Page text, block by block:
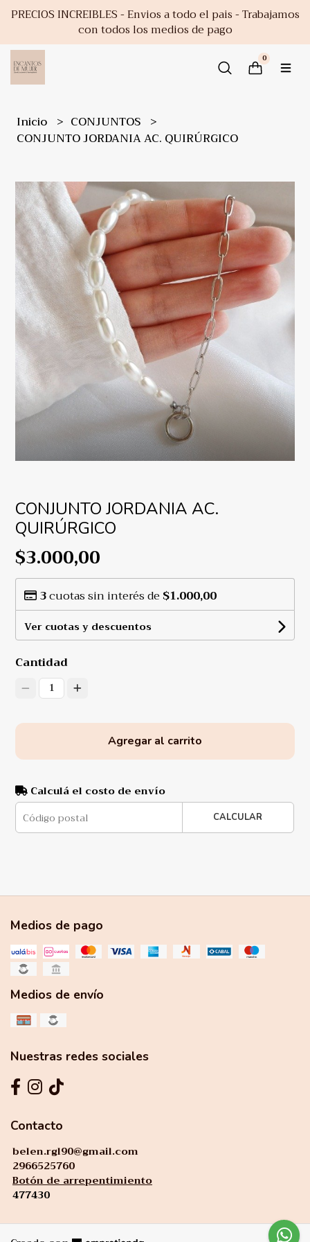
PRECIOS INCREIBLES - Envios a todo el pais - Trabajamos
con todos los medios de pago
0
Inicio
CONJUNTOS
CONJUNTO JORDANIA AC. QUIRÚRGICO
CONJUNTO JORDANIA AC.
QUIRÚRGICO
$3.000,00
3cuotas sin interés de $1.000,00
Ver cuotas y descuentos
Cantidad
1
Agregar al carrito
Calculá el costo de envío
CALCULAR
Medios de pago
Medios de envío
Nuestras redes sociales
Contacto
belen.rgl90@gmail.com
2966525760
Botón de arrepentimiento
477430